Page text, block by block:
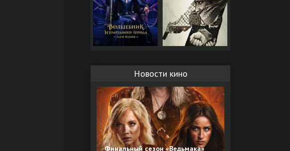
Новости кино
Финальный сезон «Ведьмака»